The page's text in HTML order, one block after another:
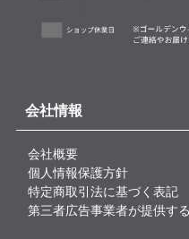
会社情報
会社概要
個人情報保護方針
特定商取引法に基づく表記
第三者広告事業者が提供す